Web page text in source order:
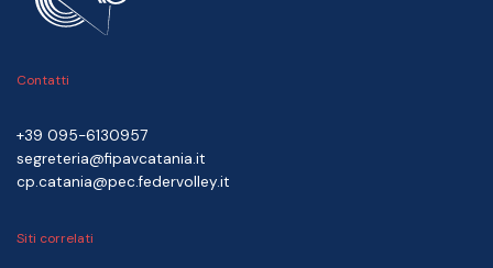
Contatti
+39 095-6130957
segreteria@fipavcatania.it
cp.catania@pec.federvolley.it
Siti correlati